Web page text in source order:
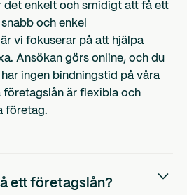
det enkelt och smidigt att få ett
och enkel
vi fokuserar på att hjälpa
Ansökan görs online, och du
ingen bindningstid på våra
företagslån är flexibla och
företag.
ett företagslån?